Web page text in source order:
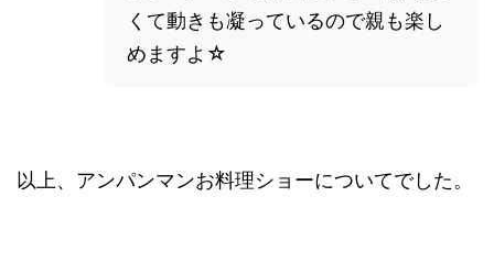
くて動きも凝っているので親も楽し
めますよ☆
以上、アンパンマンお料理ショーについてでした。